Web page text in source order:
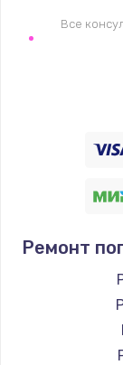
Все
Ремонт